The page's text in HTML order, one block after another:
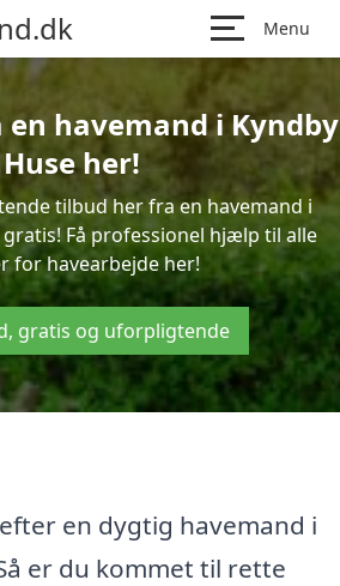
Menu
havemand i Kyndby
Huse her!
tilbud her fra en havemand i
gratis! Få professionel hjælp til alle
for havearbejde her!
gratis og uforpligtende
en dygtig havemand i
er du kommet til rette